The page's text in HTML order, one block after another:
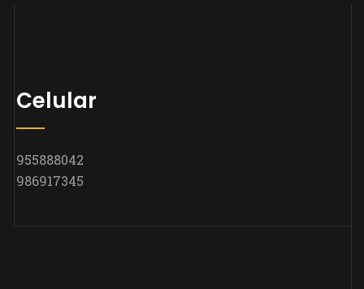
Celular
955888042
986917345